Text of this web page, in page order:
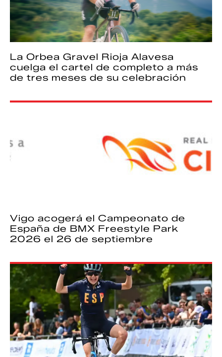
La Orbea Gravel Rioja Alavesa
cuelga el cartel de completo a más
de tres meses de su celebración
Vigo acogerá el Campeonato de
España de BMX Freestyle Park
2026 el 26 de septiembre